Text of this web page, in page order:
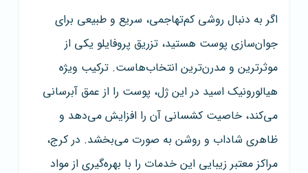
اگر به دنبال روشی کم‌تهاجمی، سریع و طبیعی برای
جوان‌سازی پوست هستید، تزریق پروفایلو یکی از
موثرترین و مدرن‌ترین انتخاب‌هاست. ترکیب ویژه
هیالورونیک اسید در این ژل، پوست را از عمق آبرسانی
می‌کند، خاصیت کشسانی آن را افزایش می‌دهد و
ظاهری شاداب و روشن به صورت می‌بخشد. در کرج،
مراکز معتبر زیبایی این خدمات را با بهره‌گیری از مواد